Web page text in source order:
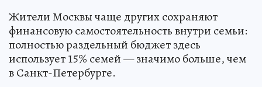
Жители Москвы чаще других сохраняют
финансовую самостоятельность внутри семьи:
полностью раздельный бюджет здесь
использует 15% семей — значимо больше, чем
в Санкт-Петербурге.